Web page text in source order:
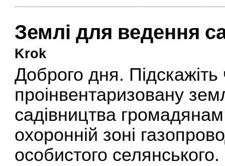
Землі для ведення
Krok
Доброго дня.
проінвентаризовану
садівництва
охоронній зоні
особистого селянського.